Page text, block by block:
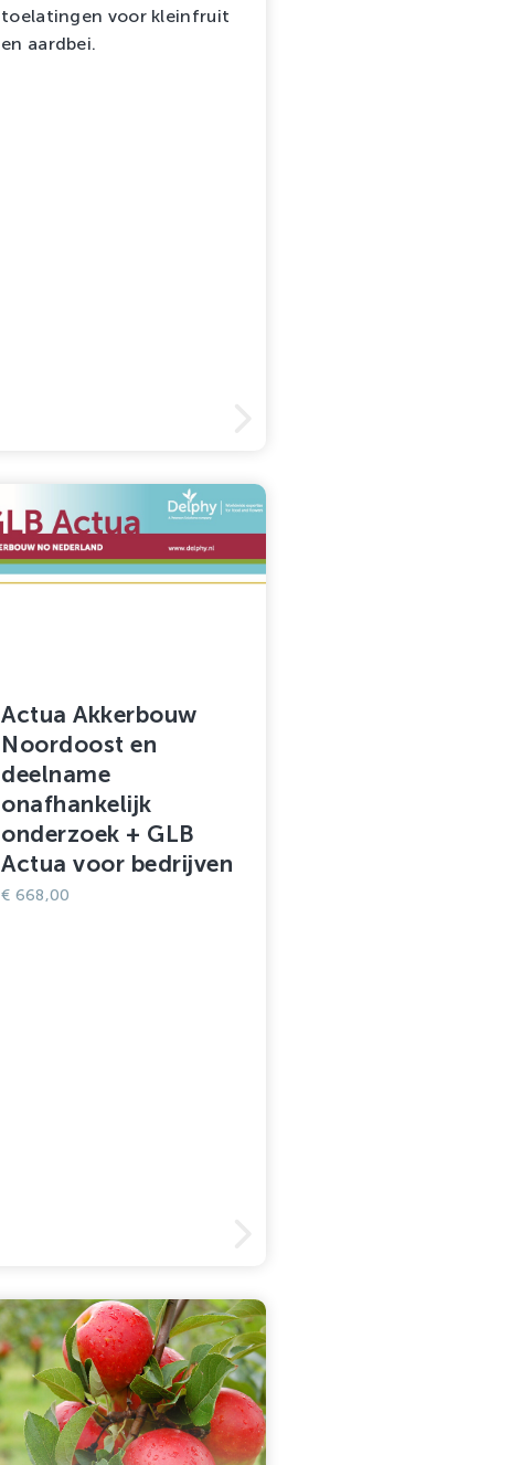
toelatingen voor kleinfruit
en aardbei.
Actua Akkerbouw
Noordoost en
deelname
onafhankelijk
onderzoek + GLB
Actua voor bedrijven
€ 668,00